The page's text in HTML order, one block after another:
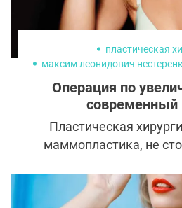
пластическая
максим леонидович
Операция по
современный
Пластическая
маммопластика, не
технологии и
упрощающие ход